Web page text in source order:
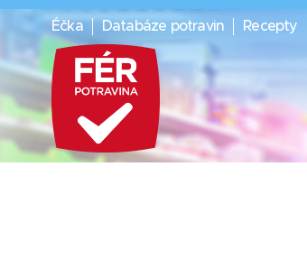
Éčka Databáze potravin Recepty